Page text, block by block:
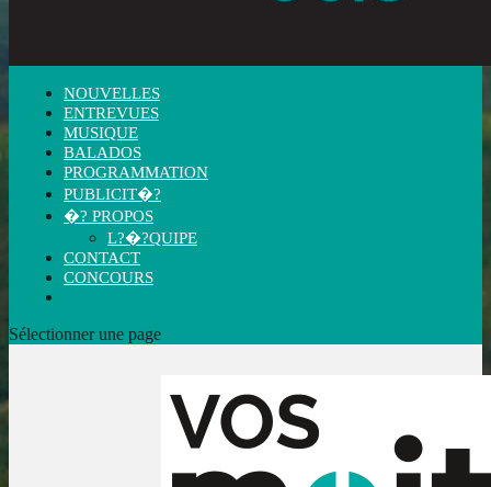
NOUVELLES
ENTREVUES
MUSIQUE
BALADOS
PROGRAMMATION
PUBLICIT�?
�? PROPOS
L?�?QUIPE
CONTACT
CONCOURS
Sélectionner une page